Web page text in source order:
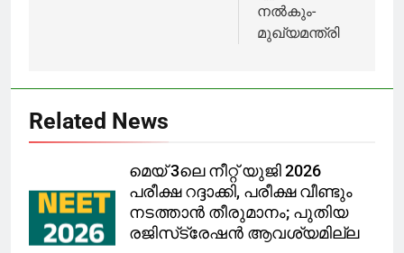
നല്‍കും-
മുഖ്യമന്ത്രി
Related News
മെയ് 3ലെ നീറ്റ് യുജി 2026
പരീക്ഷ റദ്ദാക്കി, പരീക്ഷ വീണ്ടും
നടത്താൻ തീരുമാനം; പുതിയ
രജിസ്‌ട്രേഷൻ ആവശ്യമില്ല